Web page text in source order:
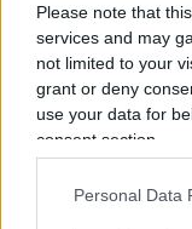
Please note that
services and may
not limited to your
grant or deny
use your data for
consent section.
Personal Data
più interessante:
arriverebbe al
il centrodestra
dai due blocchi
3,5% (+0,2) e
forze si